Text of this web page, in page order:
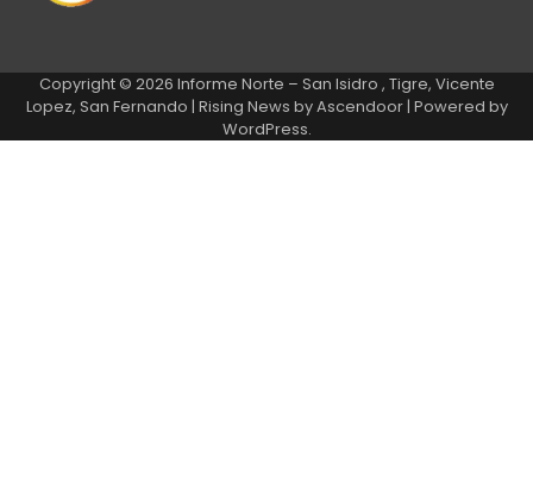
Copyright © 2026 Informe Norte – San Isidro , Tigre, Vicente
Lopez, San Fernando | Rising News byAscendoor| Powered by
WordPress.